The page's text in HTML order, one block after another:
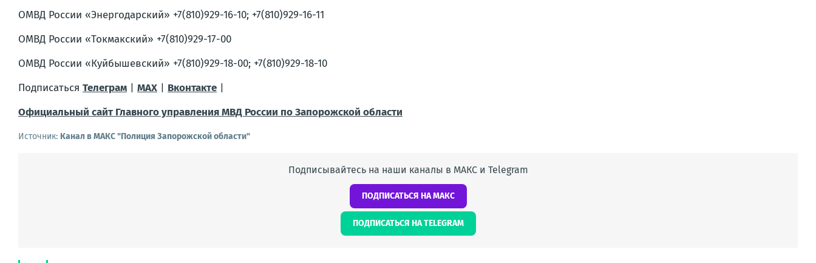
ОМВД России «Энергодарский» +7(810)929-16-10; +7(810)929-16-11
ОМВД России «Токмакский» +7(810)929-17-00
ОМВД России «Куйбышевский» +7(810)929-18-00; +7(810)929-18-10
Подписаться Телеграм MAX Вконтакте
Официальный сайт Главного управления МВД России по Запорожской области
Источник: Канал в МАКС "Полиция Запорожской области"
Подписывайтесь на наши каналы в МАКС и Telegram
ПОДПИСАТЬСЯ НА МАКС
ПОДПИСАТЬСЯ НА TELEGRAM